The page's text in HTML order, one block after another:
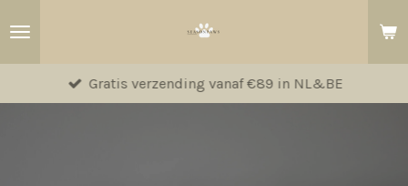
Gratis verzending vanaf €89 in NL&BE